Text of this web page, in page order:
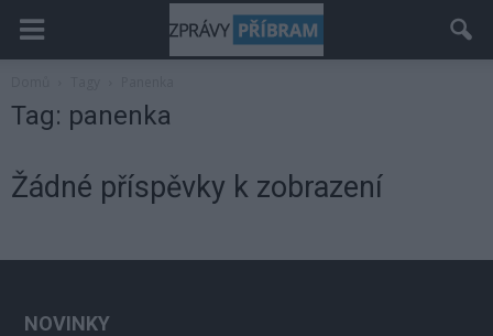
Tag: panenka
Žádné příspěvky k zobrazení
NOVINKY